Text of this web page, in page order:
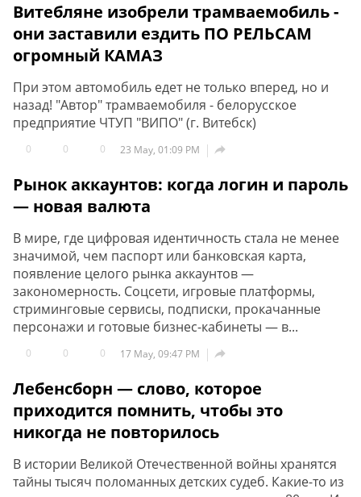
Витебляне изобрели трамваемобиль -
они заставили ездить ПО РЕЛЬСАМ
огромный КАМАЗ
При этом автомобиль едет не только вперед, но и
назад! "Автор" трамваемобиля - белорусское
предприятие ЧТУП "ВИПО" (г. Витебск)
0 0 0 23 May, 01:09 PM 
Рынок аккаунтов: когда логин и пароль
— новая валюта
В мире, где цифровая идентичность стала не менее
значимой, чем паспорт или банковская карта,
появление целого рынка аккаунтов —
закономерность. Соцсети, игровые платформы,
стриминговые сервисы, подписки, прокачанные
персонажи и готовые бизнес-кабинеты — в...
0 0 0 17 May, 09:47 PM 
Лебенсборн — слово, которое
приходится помнить, чтобы это
никогда не повторилось
В истории Великой Отечественной войны хранятся
тайны тысяч поломанных детских судеб. Какие-то из